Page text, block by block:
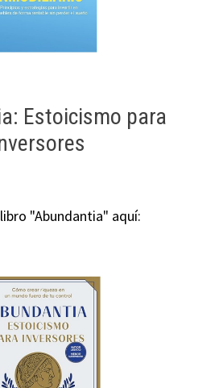
Estoicismo para
"Abundantia" aquí: